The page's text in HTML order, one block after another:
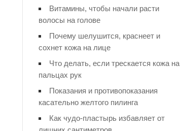
Витамины, чтобы начали расти
волосы на голове
Почему шелушится, краснеет и
сохнет кожа на лице
Что делать, если трескается кожа на
пальцах рук
Показания и противопоказания
касательно желтого пилинга
Как чудо-пластырь избавляет от